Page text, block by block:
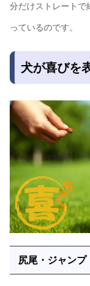
分だけストレートで
っているのです。
犬が喜びを
尻尾・ジャンプ